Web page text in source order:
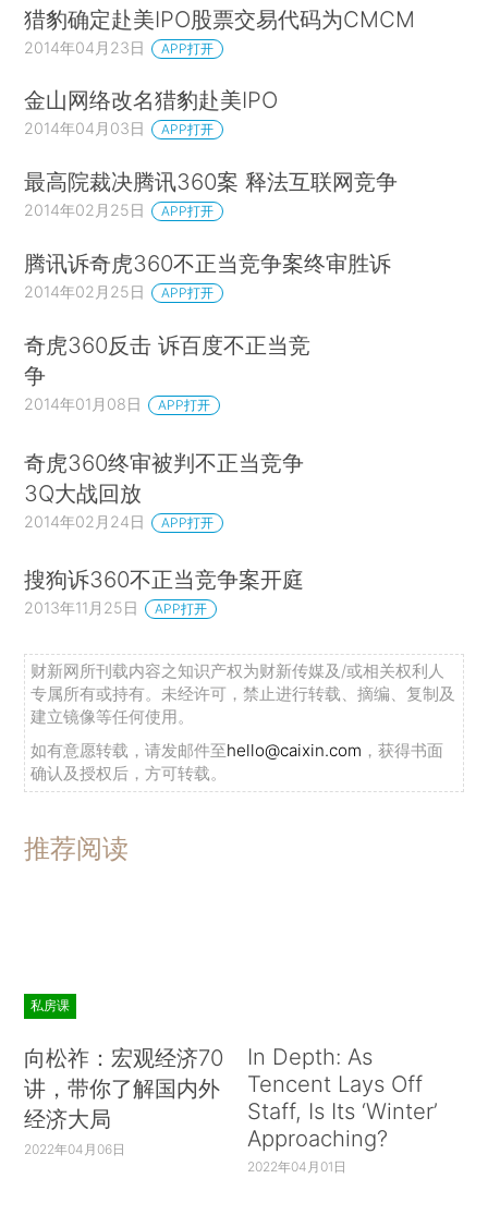
猎豹确定赴美IPO股票交易代码为CMCM
2014年04月23日 APP打开
金山网络改名猎豹赴美IPO
2014年04月03日 APP打开
最高院裁决腾讯360案 释法互联网竞争
2014年02月25日 APP打开
腾讯诉奇虎360不正当竞争案终审胜诉
2014年02月25日 APP打开
奇虎360反击 诉百度不正当竞
争
2014年01月08日 APP打开
奇虎360终审被判不正当竞争
3Q大战回放
2014年02月24日 APP打开
搜狗诉360不正当竞争案开庭
2013年11月25日 APP打开
财新网所刊载内容之知识产权为财新传媒及/或相关权利人
专属所有或持有。未经许可，禁止进行转载、摘编、复制及
建立镜像等任何使用。
如有意愿转载，请发邮件至hello@caixin.com ，获得书面
确认及授权后，方可转载。
推荐阅读
私房课
向松祚：宏观经济70
讲，带你了解国内外
经济大局
2022年04月06日
In Depth: As
Tencent Lays Off
Staff, Is Its ‘Winter’
Approaching?
2022年04月01日